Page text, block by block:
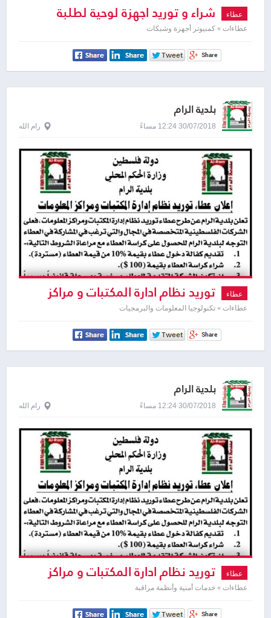
عطاء شراء و توريد اجهزة لوحية لطلبة
المدارس الخاصة في مديرية القدس
عطاءات » كمبيوتر أجهزة وشبكات
بلدية الرام
30/07/2018 12:24 مساءً رام الله
عطاء توريد نظام ادارة المكتبات و مراكز
المعلومات
عطاءات » تكنولوجيا المعلومات والبرمجيات
بلدية الرام
30/07/2018 12:24 مساءً رام الله
عطاء توريد نظام ادارة المكتبات و مراكز
المعلومات
عطاءات » خدمات أمنية وأنظمة مراقبة